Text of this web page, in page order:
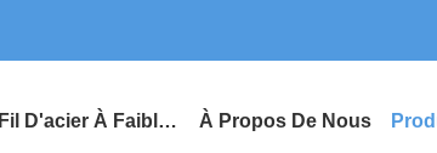
Fil D'acier À Faible Teneur En Carbone À Propos De Nous